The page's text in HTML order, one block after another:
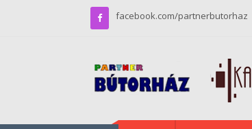
facebook.com/partnerbutorhaz